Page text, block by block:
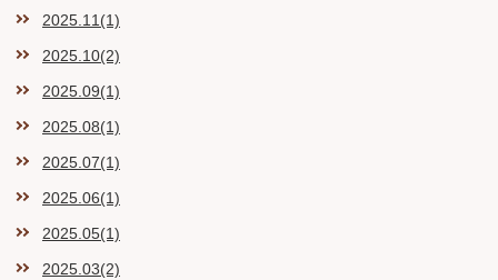
2025.11(1)
2025.10(2)
2025.09(1)
2025.08(1)
2025.07(1)
2025.06(1)
2025.05(1)
2025.03(2)